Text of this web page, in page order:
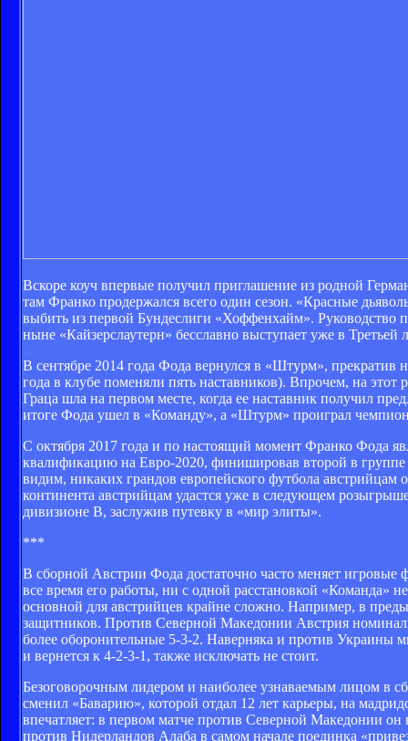
Вскоре коуч впервые получил приглашение из родной
там Франко продержался всего один сезон. «Красные
выбить из первой Бундеслиги «Хоффенхайм». Руководство
ныне «Кайзерслаутерн» бесславно выступает уже в
В сентябре 2014 года Фода вернулся в «Штурм», прекратив
года в клубе поменяли пять наставников). Впрочем, на
Граца шла на первом месте, когда ее наставник получил
итоге Фода ушел в «Команду», а «Штурм» проиграл
С октября 2017 года и по настоящий момент Франко Фода
квалификацию на Евро-2020, финишировав второй в
видим, никаких грандов европейского футбола
континента австрийцам удастся уже в следующем
дивизионе В, заслужив путевку в «мир элиты».
***
В сборной Австрии Фода достаточно часто меняет игровые
все время его работы, ни с одной расстановкой «Команда»
основной для австрийцев крайне сложно. Например, в
защитников. Против Северной Македонии Австрия
более оборонительные 5-3-2. Наверняка и против Украины
и вернется к 4-2-3-1, также исключать не стоит.
Безоговорочным лидером и наиболее узнаваемым лицом в
сменил «Баварию», которой отдал 12 лет карьеры, на
впечатляет: в первом матче против Северной Македонии он
против Нидерландов Алаба в самом начале поединка